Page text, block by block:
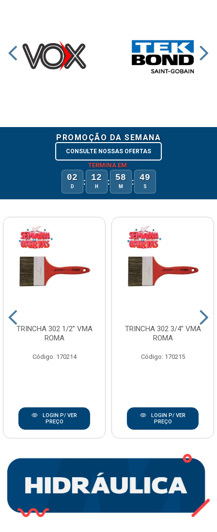
PROMOÇÃO DA SEMANA
CONSULTE NOSSAS OFERTAS
TERMINA EM:
02
D : 12
H : 58
M : 48
S
TRINCHA 302 1/2” VMA
ROMA
Código: 170214
LOGIN P/ VER
PREÇO
TRINCHA 302 3/4” VMA
ROMA
Código: 170215
LOGIN P/ VER
PREÇO